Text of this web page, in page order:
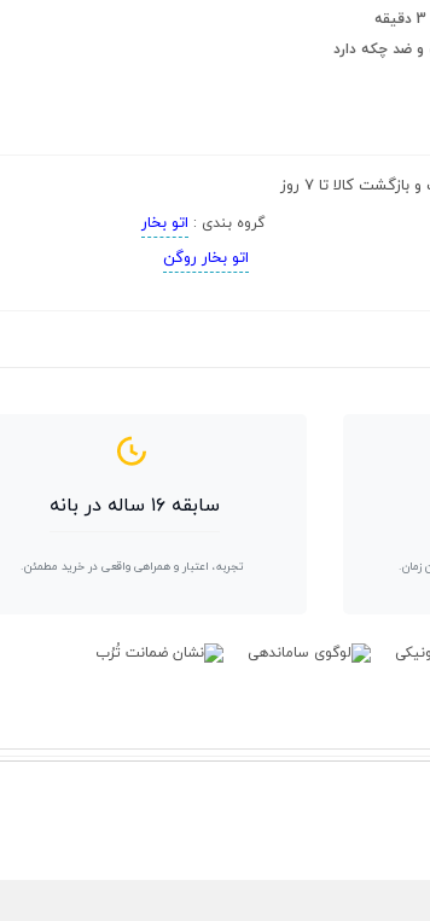
ضد چکه دارد
کالا تا 7 روز
گروه بندی : اتو بخار
اتو بخار روگن
زمان.
سابقه ۱۶ ساله در بانه
تجربه، اعتبار و همراهی واقعی در خرید مطمئن.